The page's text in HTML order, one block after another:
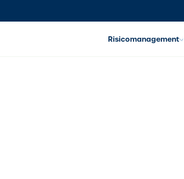
Risicomanagement